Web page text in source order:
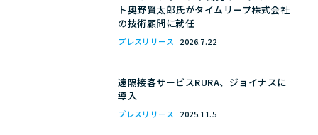
ト奥野賢太郎氏がタイムリープ株式会社
の技術顧問に就任
プレスリリース 2026.7.22
遠隔接客サービスRURA、ジョイナスに
導入
プレスリリース 2025.11.5